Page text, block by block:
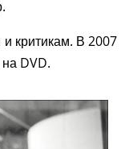
критикам. В 2007
DVD.